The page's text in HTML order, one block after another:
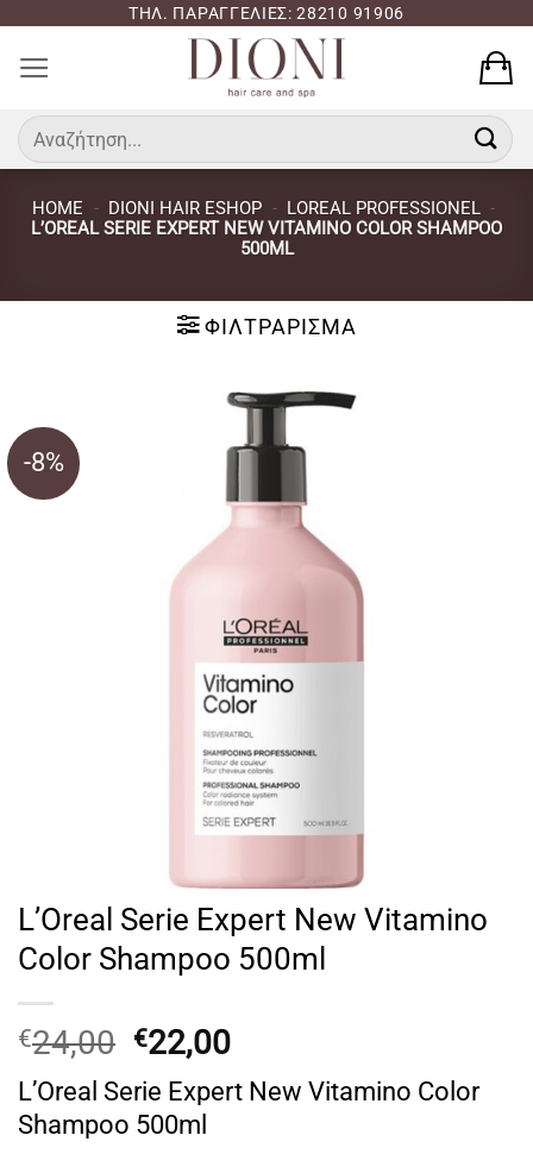
περιεχόμενο
ΤΗΛ. ΠΑΡΑΓΓΕΛΙΕΣ: 28210 91906
Αναζήτηση
για:
HOME - DIONI HAIR ESHOP - LOREAL PROFESSIONEL -
L’OREAL SERIE EXPERT NEW VITAMINO COLOR SHAMPOO
500ML
ΦΙΛΤΡΆΡΙΣΜΑ
-8%
L’Oreal Serie Expert New Vitamino
Color Shampoo 500ml
€24,00 Original
price
was:
€24,00.
€22,00Η
τρέχουσα
τιμή
L’Oreal Serie Expert New Vitamino Color
Shampoo 500ml